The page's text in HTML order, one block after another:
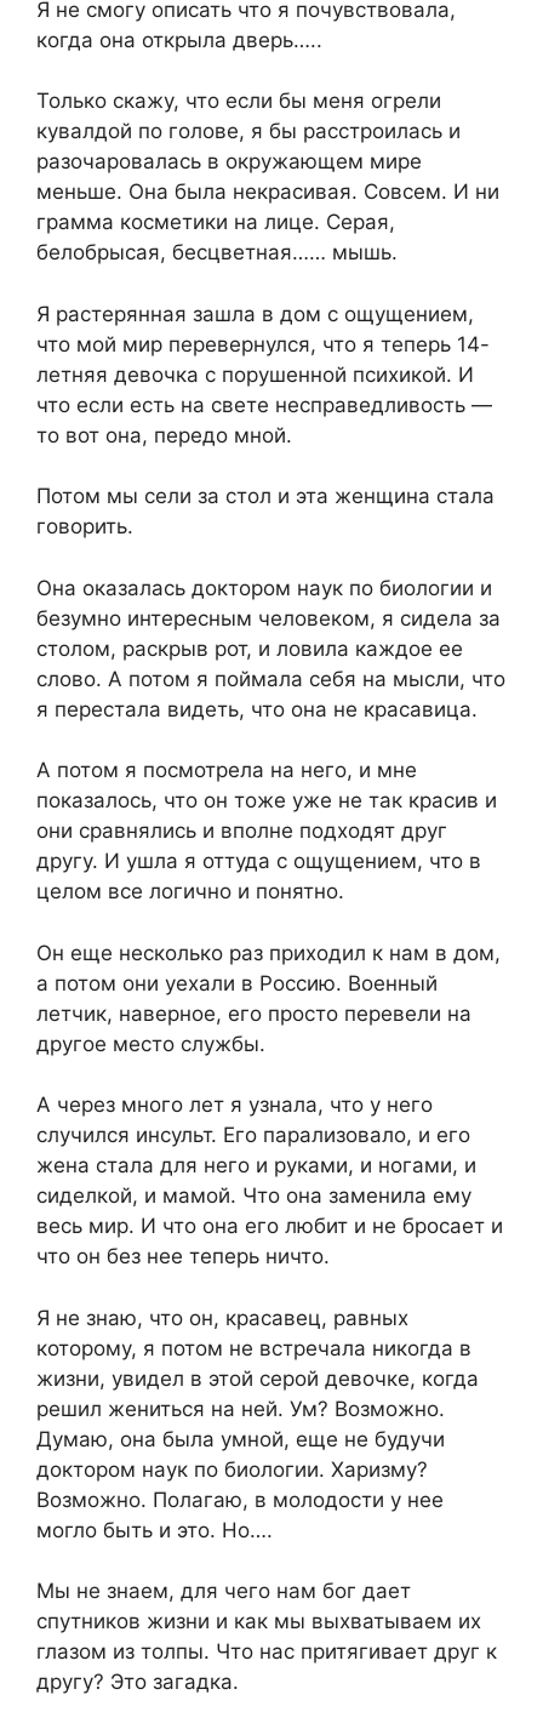
Я не смогу описать что я почувствовала,
когда она открыла дверь…..
Только скажу, что если бы меня огрели
кувалдой по голове, я бы расстроилась и
разочаровалась в окружающем мире
меньше. Она была некрасивая. Совсем. И ни
грамма косметики на лице. Серая,
белобрысая, бесцветная…… мышь.
Я растерянная зашла в дом с ощущением,
что мой мир перевернулся, что я теперь 14-
летняя девочка с порушенной психикой. И
что если есть на свете несправедливость —
то вот она, передо мной.
Потом мы сели за стол и эта женщина стала
говорить.
Она оказалась доктором наук по биологии и
безумно интересным человеком, я сидела за
столом, раскрыв рот, и ловила каждое ее
слово. А потом я поймала себя на мысли, что
я перестала видеть, что она не красавица.
А потом я посмотрела на него, и мне
показалось, что он тоже уже не так красив и
они сравнялись и вполне подходят друг
другу. И ушла я оттуда с ощущением, что в
целом все логично и понятно.
Он еще несколько раз приходил к нам в дом,
а потом они уехали в Россию. Военный
летчик, наверное, его просто перевели на
другое место службы.
А через много лет я узнала, что у него
случился инсульт. Его парализовало, и его
жена стала для него и руками, и ногами, и
сиделкой, и мамой. Что она заменила ему
весь мир. И что она его любит и не бросает и
что он без нее теперь ничто.
Я не знаю, что он, красавец, равных
которому, я потом не встречала никогда в
жизни, увидел в этой серой девочке, когда
решил жениться на ней. Ум? Возможно.
Думаю, она была умной, еще не будучи
доктором наук по биологии. Харизму?
Возможно. Полагаю, в молодости у нее
могло быть и это. Но….
Мы не знаем, для чего нам бог дает
спутников жизни и как мы выхватываем их
глазом из толпы. Что нас притягивает друг к
другу? Это загадка.